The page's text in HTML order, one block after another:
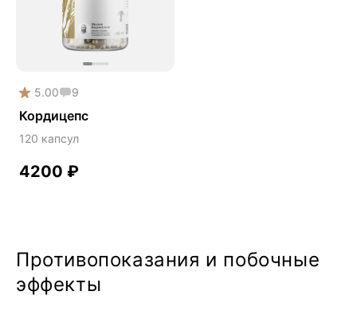
5.00 9
Кордицепс
120 капсул
4200 ₽
Противопоказания и побочные
эффекты